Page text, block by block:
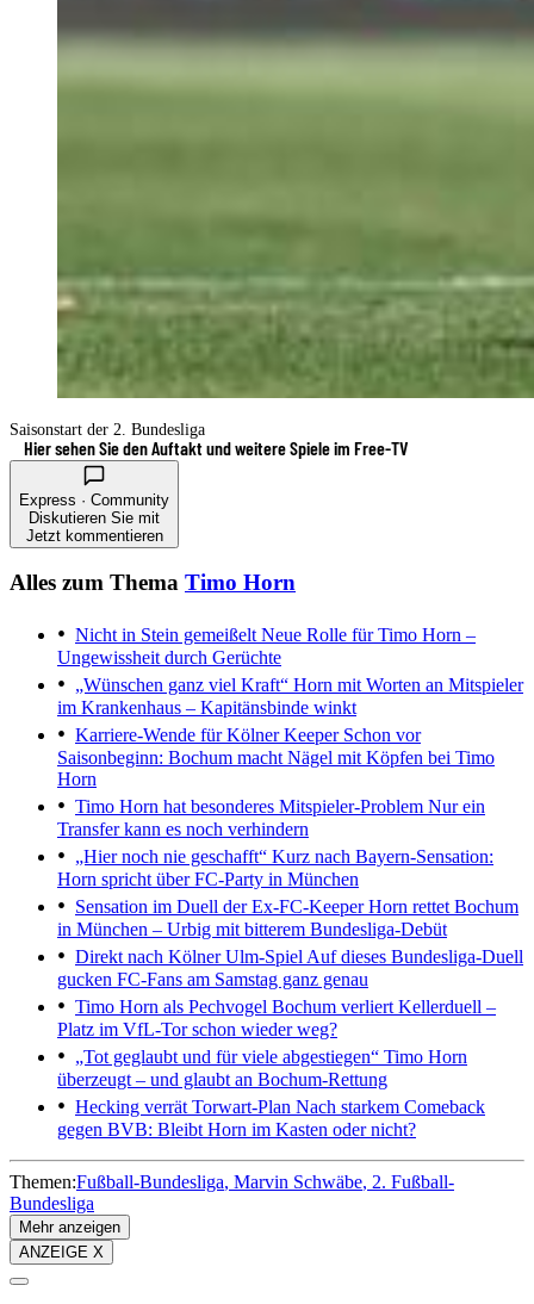
Saisonstart der 2. Bundesliga
Hier sehen Sie den Auftakt und weitere Spiele im Free-TV
Express · Community
Diskutieren Sie mit
Jetzt kommentieren
Alles zum Thema Timo Horn
Nicht in Stein gemeißelt Neue Rolle für Timo Horn –
Ungewissheit durch Gerüchte
„Wünschen ganz viel Kraft“ Horn mit Worten an Mitspieler
im Krankenhaus – Kapitänsbinde winkt
Karriere-Wende für Kölner KeeperSchon vor
Saisonbeginn: Bochum macht Nägel mit Köpfen bei Timo
Horn
Timo Horn hat besonderes Mitspieler-Problem Nur ein
Transfer kann es noch verhindern
„Hier noch nie geschafft“ Kurz nach Bayern-Sensation:
Horn spricht über FC-Party in München
Sensation im Duell der Ex-FC-KeeperHorn rettet Bochum
in München – Urbig mit bitterem Bundesliga-Debüt
Direkt nach Kölner Ulm-Spiel Auf dieses Bundesliga-Duell
gucken FC-Fans am Samstag ganz genau
Timo Horn als Pechvogel Bochum verliert Kellerduell –
Platz im VfL-Tor schon wieder weg?
„Tot geglaubt und für viele abgestiegen“ Timo Horn
überzeugt – und glaubt an Bochum-Rettung
Hecking verrät Torwart-Plan Nach starkem Comeback
gegen BVB: Bleibt Horn im Kasten oder nicht?
Themen:Fußball-Bundesliga Marvin Schwäbe 2. Fußball-
Bundesliga
Mehr anzeigen
ANZEIGE X